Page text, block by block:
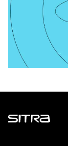
Sitra